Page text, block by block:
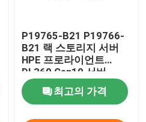
P19765-B21 P19766-
B21 랙 스토리지 서버
HPE 프로라이언트
DL360 Gen10 서버
최고의 가격